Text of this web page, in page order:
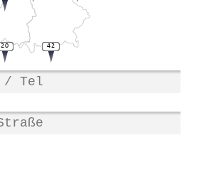
20 42